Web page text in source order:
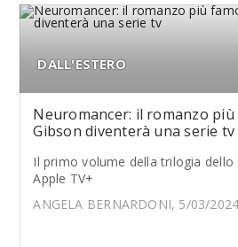
DALL'ESTERO
Neuromancer: il romanzo
Gibson diventerà una serie tv
Il primo volume della trilogia dello
Apple TV+
ANGELA BERNARDONI, 5/03/2024